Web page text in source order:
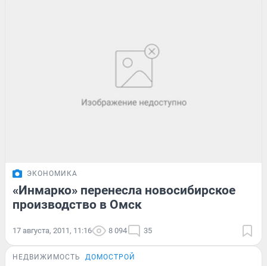
ЭКОНОМИКА
«Инмарко» перенесла новосибирское
производство в Омск
17 августа, 2011, 11:16 8 094 35
НЕДВИЖИМОСТЬ ДОМОСТРОЙ